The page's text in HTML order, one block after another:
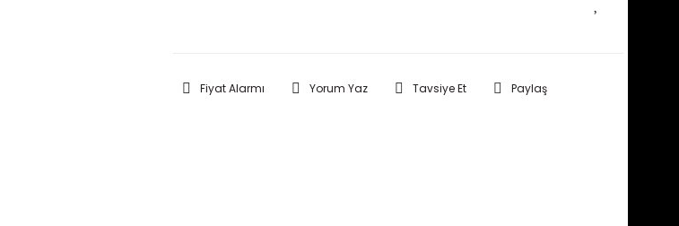
Fiyat Alarmı Yorum Yaz Tavsiye Et Paylaş